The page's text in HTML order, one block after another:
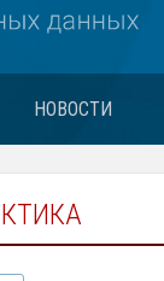
НОВОСТИ